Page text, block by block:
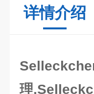
详情介绍
理